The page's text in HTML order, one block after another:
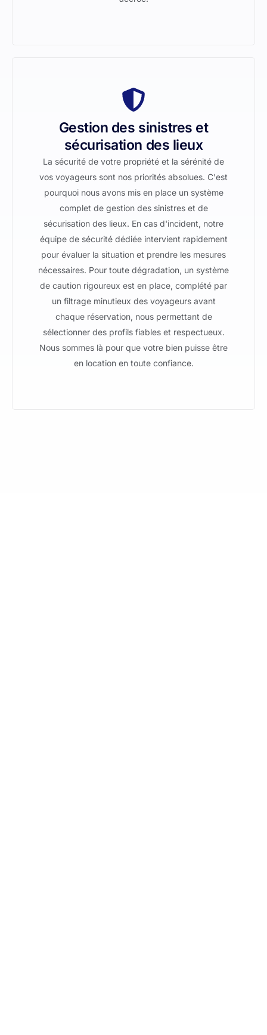
Gestion des sinistres et
sécurisation des lieux
La sécurité de votre propriété et la sérénité de
vos voyageurs sont nos priorités absolues. C'est
pourquoi nous avons mis en place un système
complet de gestion des sinistres et de
sécurisation des lieux. En cas d'incident, notre
équipe de sécurité dédiée intervient rapidement
pour évaluer la situation et prendre les mesures
nécessaires. Pour toute dégradation, un système
de caution rigoureux est en place, complété par
un filtrage minutieux des voyageurs avant
chaque réservation, nous permettant de
sélectionner des profils fiables et respectueux.
Nous sommes là pour que votre bien puisse être
en location en toute confiance.